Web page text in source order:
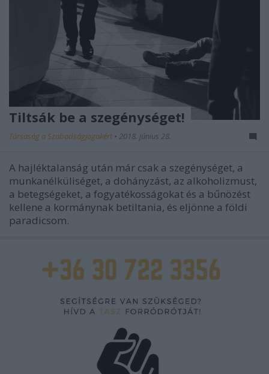
Tiltsák be a szegénységet!
Társaság a Szabadságjogokért • 2018. június 28.
A hajléktalanság után már csak a szegénységet, a
munkanélküliséget, a dohányzást, az alkoholizmust,
a betegségeket, a fogyatékosságokat és a bűnözést
kellene a kormánynak betiltania, és eljönne a földi
paradicsom.